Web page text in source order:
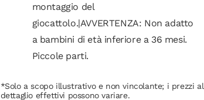
montaggio del
giocattolo.|AVVERTENZA: Non adatto
a bambini di età inferiore a 36 mesi.
Piccole parti.
*Solo a scopo illustrativo e non vincolante; i prezzi al
dettaglio effettivi possono variare.